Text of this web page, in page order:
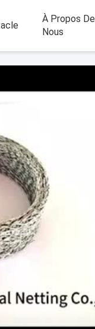
À Propos De
Nous